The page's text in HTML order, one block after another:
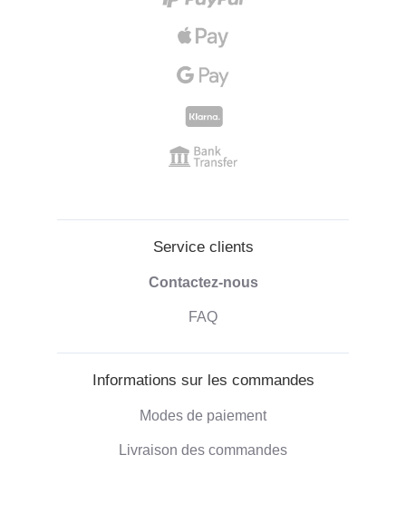
Service clients
Contactez-nous
FAQ
Informations sur les commandes
Modes de paiement
Livraison des commandes